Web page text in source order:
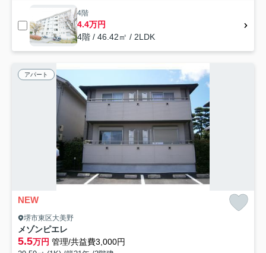
4階
4.4万円
4階 / 46.42㎡ / 2LDK
アパート
NEW
堺市東区大美野
メゾンピエレ
5.5万円 管理/共益費3,000円